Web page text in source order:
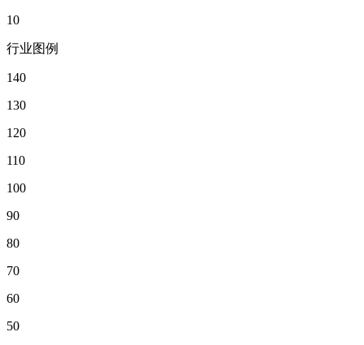
10
行业图例
140
130
120
110
100
90
80
70
60
50